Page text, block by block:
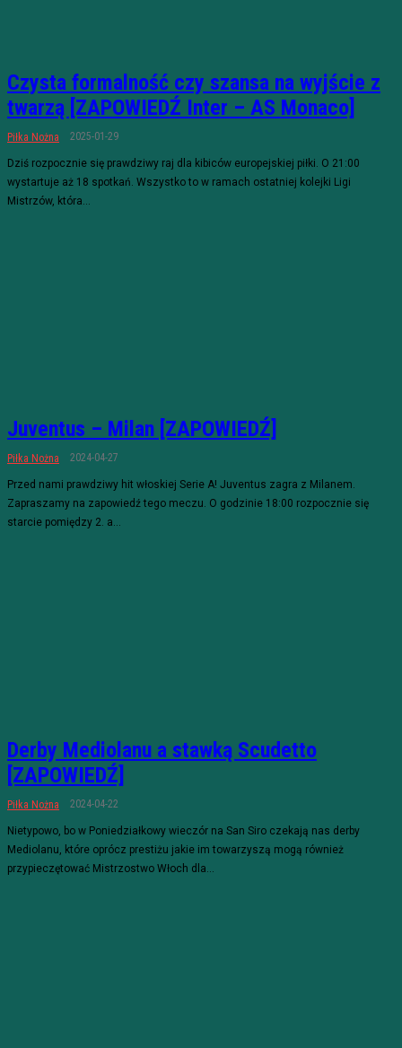
Czysta formalność czy szansa na wyjście z
twarzą [ZAPOWIEDŹ Inter – AS Monaco]
Piłka Nożna 2025-01-29
Dziś rozpocznie się prawdziwy raj dla kibiców europejskiej piłki. O 21:00
wystartuje aż 18 spotkań. Wszystko to w ramach ostatniej kolejki Ligi
Mistrzów, która...
Juventus – Milan [ZAPOWIEDŹ]
Piłka Nożna 2024-04-27
Przed nami prawdziwy hit włoskiej Serie A! Juventus zagra z Milanem.
Zapraszamy na zapowiedź tego meczu. O godzinie 18:00 rozpocznie się
starcie pomiędzy 2. a...
Derby Mediolanu a stawką Scudetto
[ZAPOWIEDŹ]
Piłka Nożna 2024-04-22
Nietypowo, bo w Poniedziałkowy wieczór na San Siro czekają nas derby
Mediolanu, które oprócz prestiżu jakie im towarzyszą mogą również
przypieczętować Mistrzostwo Włoch dla...